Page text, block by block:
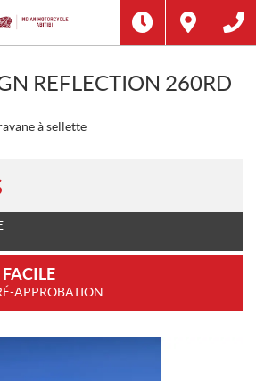
REFLECTION 260RD
à sellette
APPROBATION